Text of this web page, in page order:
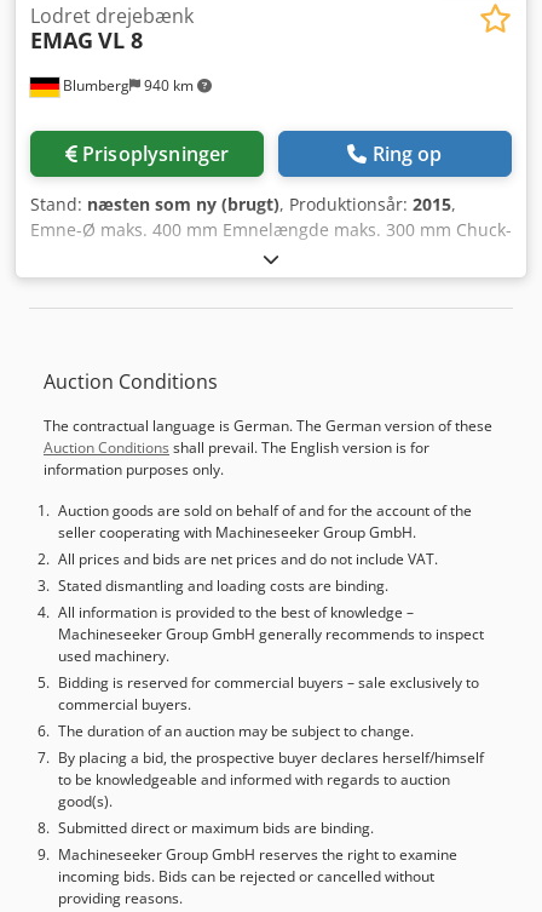
Blumberg 940 km
Lodret drejebænk
EMAG VL 8
Prisoplysninger Ring op
Stand: næsten som ny (brugt), Produktionsår: 2015,
Emne-Ø maks. 400 mm Emnelængde maks. 300 mm Chuck-
Ø maks. 500 mm Sving-Ø 520 mm Crjdpfjxy Ac Ssx Adhsf X-
akse vandring: 1.110 mm Z-akse vandring: 595 mm
Hovedspindel: effekt ved 40 / 100 % drift: 47/34 kW
Fanuc 31i Ingen Y-akse
Auction Conditions
The contractual language is German. The German version of these
Auction Conditions shall prevail. The English version is for
information purposes only.
Auction goods are sold on behalf of and for the account of the
seller cooperating with Machineseeker Group GmbH.
All prices and bids are net prices and do not include VAT.
Stated dismantling and loading costs are binding.
All information is provided to the best of knowledge –
Machineseeker Group GmbH generally recommends to inspect
used machinery.
Bidding is reserved for commercial buyers – sale exclusively to
commercial buyers.
The duration of an auction may be subject to change.
By placing a bid, the prospective buyer declares herself/himself
to be knowledgeable and informed with regards to auction
good(s).
Submitted direct or maximum bids are binding.
Machineseeker Group GmbH reserves the right to examine
incoming bids. Bids can be rejected or cancelled without
providing reasons.